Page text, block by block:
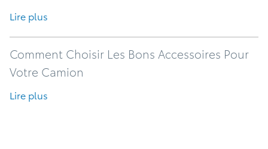
Lire plus
Comment Choisir Les Bons Accessoires Pour
Votre Camion
Lire plus